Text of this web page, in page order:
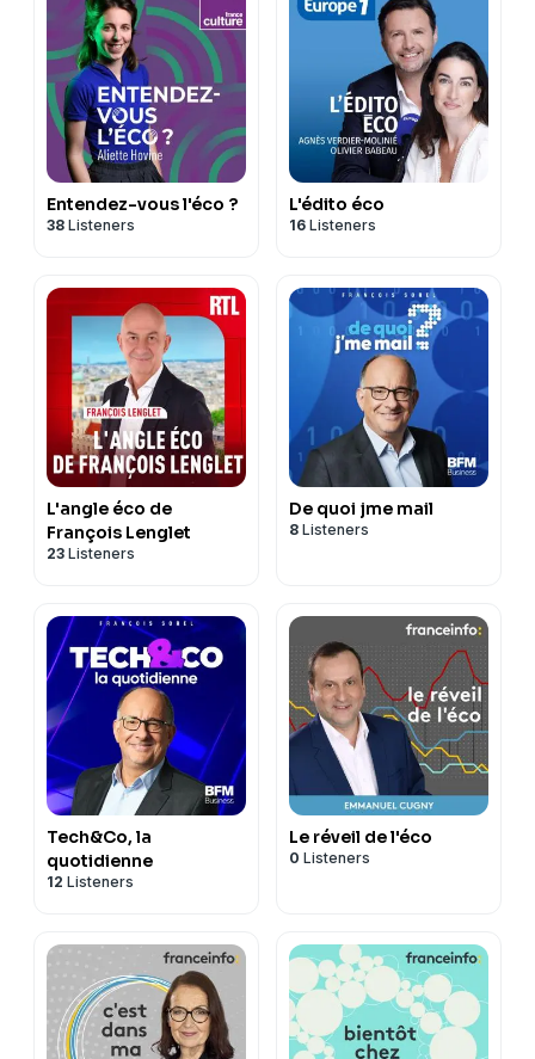
Entendez-vous l'éco ?
38 Listeners
L'édito éco
16 Listeners
L'angle éco de
François Lenglet
23 Listeners
De quoi jme mail
8 Listeners
Tech&Co, la
quotidienne
12 Listeners
Le réveil de l'éco
0 Listeners